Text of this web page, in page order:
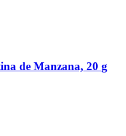
de Manzana, 20 g